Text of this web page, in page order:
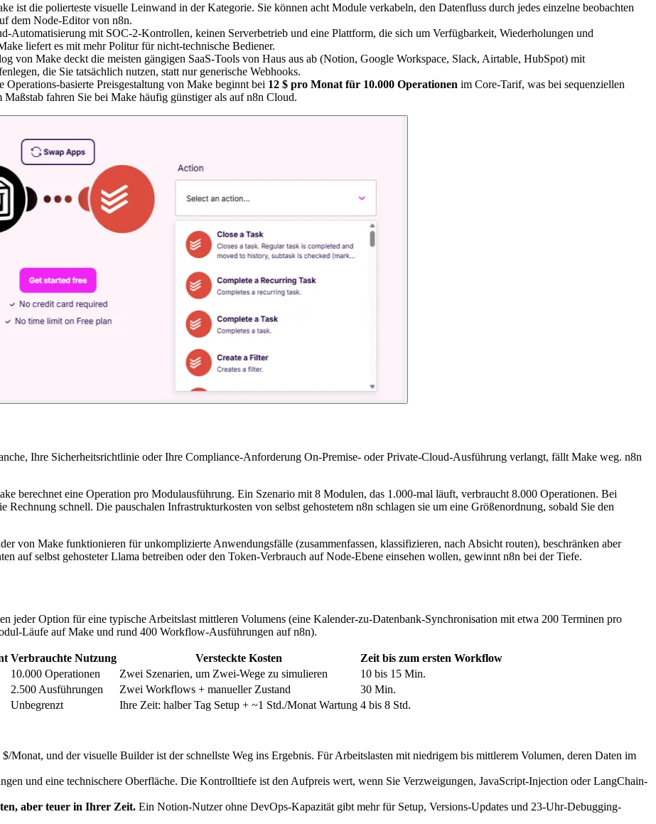
ist die polierteste visuelle Leinwand in der Kategorie. Sie können acht Module verkabeln, den Datenfluss durch jedes einzelne beobachten
dem Node-Editor von n8n.
Automatisierung mit SOC-2-Kontrollen, keinen Serverbetrieb und eine Plattform, die sich um Verfügbarkeit, Wiederholungen und
liefert es mit mehr Politur für nicht-technische Bediener.
von Make deckt die meisten gängigen SaaS-Tools von Haus aus ab (Notion, Google Workspace, Slack, Airtable, HubSpot) mit
die Sie tatsächlich nutzen, statt nur generische Webhooks.
Operations-basierte Preisgestaltung von Make beginnt bei 12 $ pro Monat für 10.000 Operationen im Core-Tarif, was bei sequenziellen
fahren Sie bei Make häufig günstiger als auf n8n Cloud.
Ihre Sicherheitsrichtlinie oder Ihre Compliance-Anforderung On-Premise- oder Private-Cloud-Ausführung verlangt, fällt Make weg. n8n
berechnet eine Operation pro Modulausführung. Ein Szenario mit 8 Modulen, das 1.000-mal läuft, verbraucht 8.000 Operationen. Bei
schnell. Die pauschalen Infrastrukturkosten von selbst gehostetem n8n schlagen sie um eine Größenordnung, sobald Sie den
von Make funktionieren für unkomplizierte Anwendungsfälle (zusammenfassen, klassifizieren, nach Absicht routen), beschränken aber
auf selbst gehosteter Llama betreiben oder den Token-Verbrauch auf Node-Ebene einsehen wollen, gewinnt n8n bei der Tiefe.
jeder Option für eine typische Arbeitslast mittleren Volumens (eine Kalender-zu-Datenbank-Synchronisation mit etwa 200 Terminen pro
Läufe auf Make und rund 400 Workflow-Ausführungen auf n8n).
Verbrauchte Nutzung Versteckte Kosten
Zeit bis zum ersten Workflow
10.000 Operationen Zwei Szenarien, um Zwei-Wege zu simulieren
10 bis 15 Min.
2.500 Ausführungen Zwei Workflows + manueller Zustand
30 Min.
Unbegrenzt Ihre Zeit: halber Tag Setup + ~1 Std./Monat Wartung 4 bis 8 Std.
Monat, und der visuelle Builder ist der schnellste Weg ins Ergebnis. Für Arbeitslasten mit niedrigem bis mittlerem Volumen, deren Daten im
und eine technischere Oberfläche. Die Kontrolltiefe ist den Aufpreis wert, wenn Sie Verzweigungen, JavaScript-Injection oder LangChain-
aber teuer in Ihrer Zeit. Ein Notion-Nutzer ohne DevOps-Kapazität gibt mehr für Setup, Versions-Updates und 23-Uhr-Debugging-